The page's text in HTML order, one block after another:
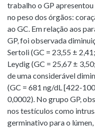
trabalho o GP
no peso dos órgãos:
ao GC. Em relação aos
GP, foi observada
Sertoli (GC = 23,55 ±
Leydig (GC = 25,67 ±
de uma considerável
(GC = 681 ng/dL [422-
0,0002). No grupo GP,
nos testículos como
germinativo para o